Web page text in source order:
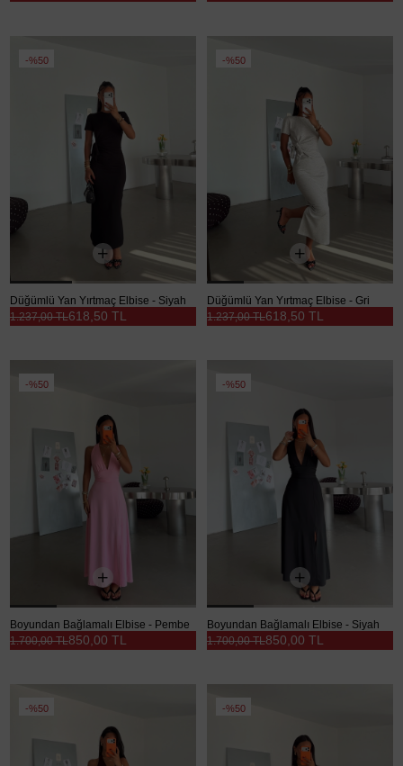
%50
Düğümlü Yan Yırtmaç Elbise - Siyah
618,50 TL
1.237,00 TL
%50
Düğümlü Yan Yırtmaç Elbise - Gri
618,50 TL
1.237,00 TL
%50
Boyundan Bağlamalı Elbise - Pembe
850,00 TL
1.700,00 TL
%50
Boyundan Bağlamalı Elbise - Siyah
850,00 TL
1.700,00 TL
%50 %50